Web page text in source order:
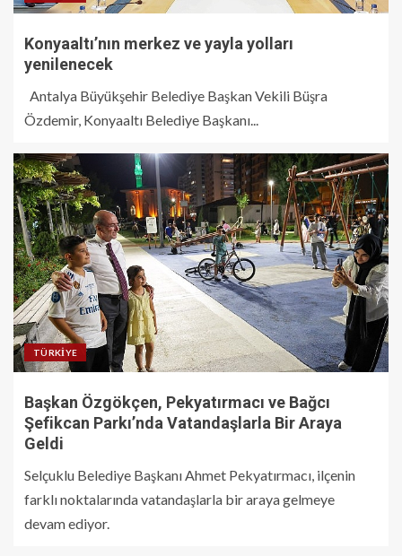
Konyaaltı’nın merkez ve yayla yolları
yenilenecek
Antalya Büyükşehir Belediye Başkan Vekili Büşra
Özdemir, Konyaaltı Belediye Başkanı...
TÜRKIYE
Başkan Özgökçen, Pekyatırmacı ve Bağcı
Şefikcan Parkı’nda Vatandaşlarla Bir Araya
Geldi
Selçuklu Belediye Başkanı Ahmet Pekyatırmacı, ilçenin
farklı noktalarında vatandaşlarla bir araya gelmeye
devam ediyor.